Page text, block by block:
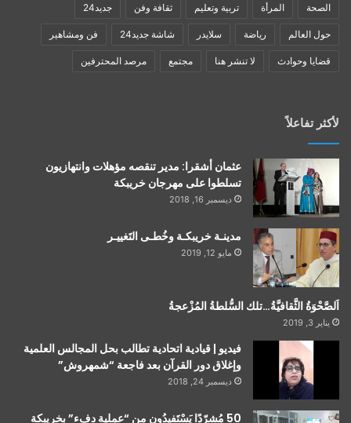
الصحة المرأة تربية وتعليم ثقافة وفن جديد24
حول العالم رياضة سلايدر شاشة جديد24 فن ومشاهير
قضايا وحوادث لا تنشر هنا مجتمع مرصد المحترفين
لأكثر تفاعلاً
عثمان أشقرا: مدير تنقصه مؤهلات وانتهازيون
تسلطوا على مهرجان خريبكة
ديسمبر 16, 2018
مدينـة خريبكـة وخُطـى التَغييـر
مايو 12, 2019
اَلصَّحْوَةُ الثَّقافيَّةُ…تلك السُّلطةُ المُزْعجةُ
يناير 3, 2019
فيديو | قيادية اتحادية تطالب بحل المجالس العلمية
وإغلاق دور القرآن بعد فاجعة “شمهروش”
ديسمبر 24, 2018
50 مُشرّدًا يَسْتَفيدُون من “عملية دفء” بخريبكة